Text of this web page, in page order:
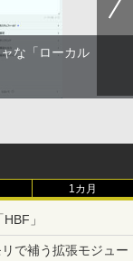
しても救いた
【電子書籍】[
とになったので
letter from Bo
特典イラスト
じお ]
な「ローカル
1カ月
」
で補う拡張モジュー